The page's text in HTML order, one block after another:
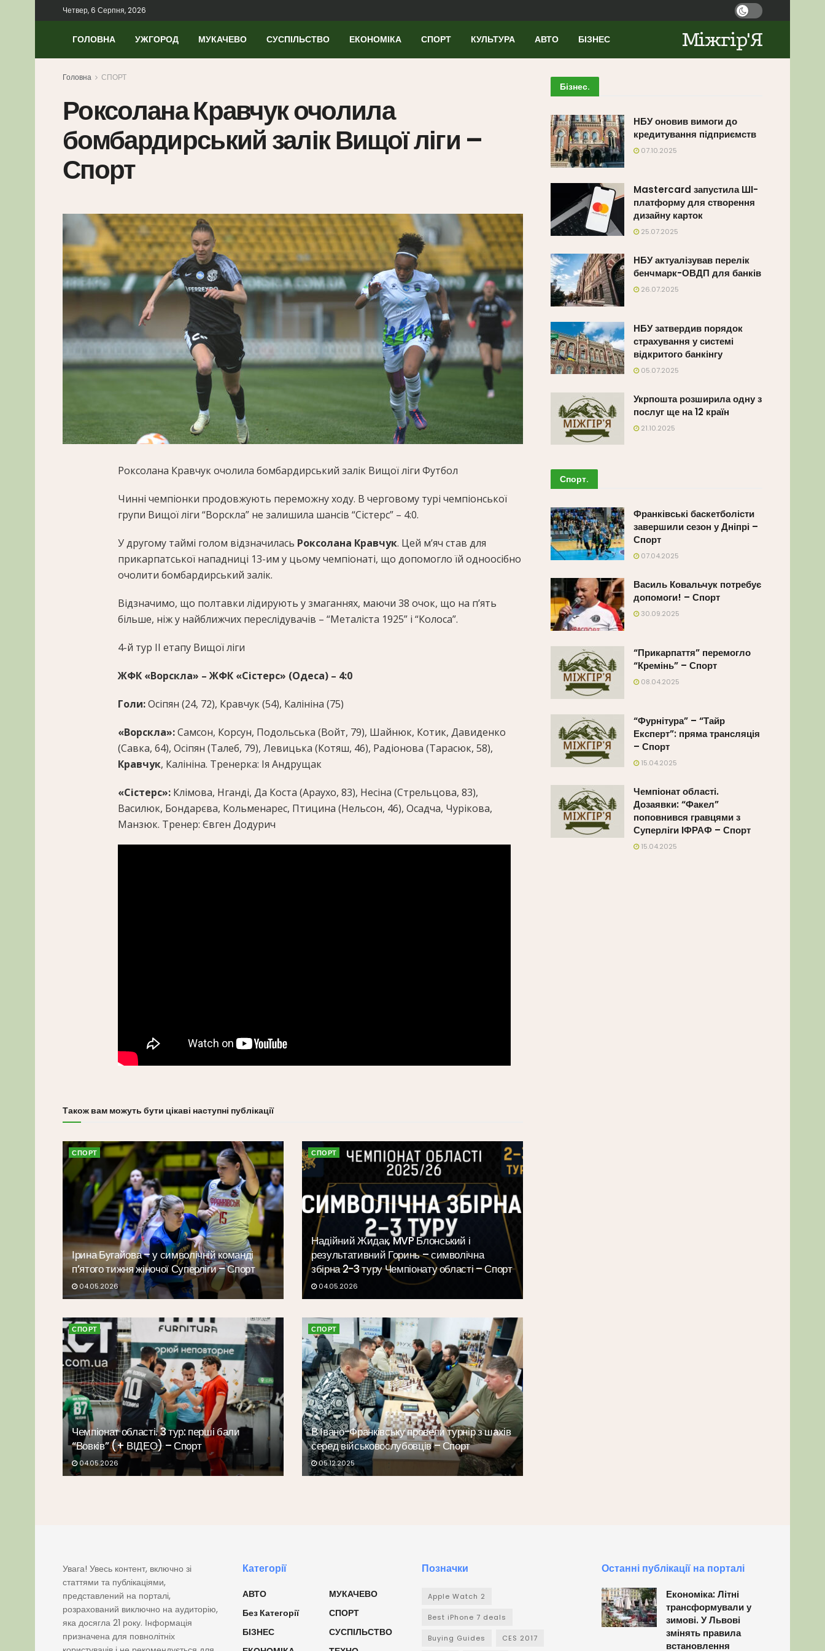
Четвер, 6 Серпня, 2026
ГОЛОВНА УЖГОРОД МУКАЧЕВО СУСПІЛЬСТВО ЕКОНОМІКА СПОРТ КУЛЬТУРА АВТО БІЗНЕС Міжгір'Я
Головна СПОРТ
Роксолана Кравчук очолила
бомбардирський залік Вищої ліги –
Спорт
Роксолана Кравчук очолила бомбардирський залік Вищої ліги Футбол
Чинні чемпіонки продовжують переможну ходу. В черговому турі чемпіонської
групи Вищої ліги “Ворскла” не залишила шансів “Сістерс” – 4:0.
У другому таймі голом відзначилась Роксолана Кравчук. Цей м’яч став для
прикарпатської нападниці 13-им у цьому чемпіонаті, що допомогло їй одноосібно
очолити бомбардирський залік.
Відзначимо, що полтавки лідирують у змаганнях, маючи 38 очок, що на п’ять
більше, ніж у найближчих переслідувачів – “Металіста 1925” і “Колоса”.
4-й тур II етапу Вищої ліги
ЖФК «Ворскла» – ЖФК «Сістерс» (Одеса) – 4:0
Голи:Осіпян (24, 72), Кравчук (54), Калініна (75)
«Ворскла»:Самсон, Корсун, Подольська (Войт, 79), Шайнюк, Котик, Давиденко
(Савка, 64), Осіпян (Талеб, 79), Левицька (Котяш, 46), Радіонова (Тарасюк, 58),
Кравчук, Калініна. Тренерка: Ія Андрущак
«Сістерс»: Клімова, Нганді, Да Коста (Араухо, 83), Несіна (Стрельцова, 83),
Василюк, Бондарєва, Кольменарес, Птицина (Нельсон, 46), Осадча, Чурікова,
Манзюк. Тренер: Євген Додурич
Також вам можуть бути цікаві наступні публікації
СПОРТ
Ірина Бугайова – у символічній команді
п’ятого тижня жіночої Суперліги – Спорт
04.05.2026
СПОРТ
Надійний Жидак, MVP Блонський і
результативний Горинь – символічна
збірна 2-3 туру Чемпіонату області – Спорт
04.05.2026
СПОРТ
Чемпіонат області. 3 тур: перші бали
“Вовків” (+ ВІДЕО) – Спорт
04.05.2026
СПОРТ
В Івано-Франківську провели турнір з шахів
серед військовослубовців – Спорт
05.12.2025
Бізнес.
НБУ оновив вимоги до
кредитування підприємств
07.10.2025
Mastercard запустила ШІ-
платформу для створення
дизайну карток
25.07.2025
НБУ актуалізував перелік
бенчмарк-ОВДП для банків
26.07.2025
НБУ затвердив порядок
страхування у системі
відкритого банкінгу
05.07.2025
Укрпошта розширила одну з
послуг ще на 12 країн
21.10.2025
Спорт.
Франківські баскетболісти
завершили сезон у Дніпрі –
Спорт
07.04.2025
Василь Ковальчук потребує
допомоги! – Спорт
30.09.2025
“Прикарпаття” перемогло
“Кремінь” – Спорт
08.04.2025
“Фурнітура” – “Тайр
Експерт”: пряма трансляція
– Спорт
15.04.2025
Чемпіонат області.
Дозаявки: “Факел”
поповнився гравцями з
Суперліги ІФРАФ – Спорт
15.04.2025
Увага! Увесь контент, включно зі
статтями та публікаціями,
представлений на порталі,
розрахований виключно на аудиторію,
яка досягла 21 року. Інформація
призначена для повнолітніх
Категорії
АВТО
Без Категорії
БІЗНЕС
МУКАЧЕВО
СПОРТ
СУСПІЛЬСТВО
Позначки
Apple Watch 2
Best iPhone 7 deals
Buying Guides CES 2017
Останні публікації на порталі
Економіка: Літні
трансформували у
зимові. У Львові
змінять правила
встановлення